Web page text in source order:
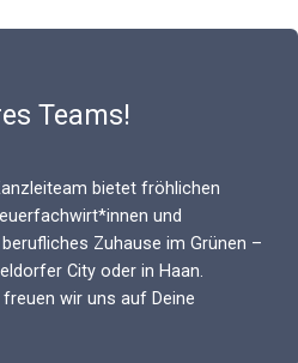
Teams!
bietet fröhlichen
und
Zuhause im Grünen –
City oder in Haan.
wir uns auf Deine